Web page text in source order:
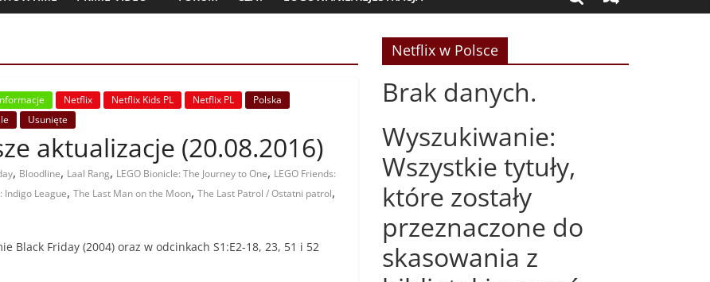
Netflix Netflix Kids PL Netflix PL
Polska
Usunięte
aktualizacje (20.08.2016)
, Bloodline, Laal Rang, LEGO Bionicle: The Journey to One, LEGO Friends:
Indigo League, The Last Man on the Moon, The Last Patrol / Ostatni patrol,
Black Friday (2004) oraz w odcinkach S1:E2-18, 23, 51 i 52
Netflix w Polsce
Brak danych.
Wyszukiwanie:
Wszystkie tytuły,
które zostały
przeznaczone do
skasowania z